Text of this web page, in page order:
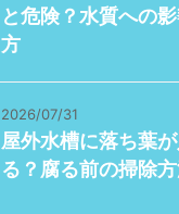
と危険？水質への
方
2026/07/31
屋外水槽に落ち葉
る？腐る前の掃除